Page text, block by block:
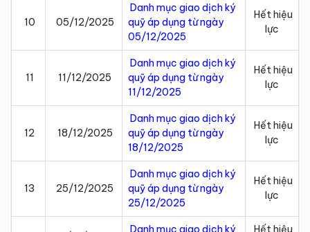
10 05/12/2025
Danh mục giao dịch ký
quỹ áp dụng từ ngày
05/12/2025
Hết hiệu
lực
11 11/12/2025
Danh mục giao dịch ký
quỹ áp dụng từ ngày
11/12/2025
Hết hiệu
lực
12 18/12/2025
Danh mục giao dịch ký
quỹ áp dụng từ ngày
18/12/2025
Hết hiệu
lực
13 25/12/2025
Danh mục giao dịch ký
quỹ áp dụng từ ngày
25/12/2025
Hết hiệu
lực
Danh mục giao dịch ký Hết hiệu